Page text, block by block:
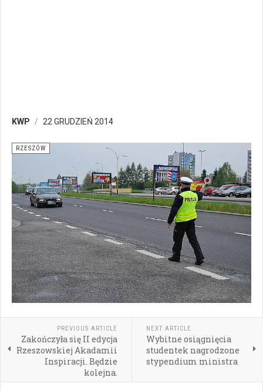
KWP 22 GRUDZIEŃ 2014
RZESZÓW
PREVIOUS ARTICLE
Zakończyła się II edycja
Rzeszowskiej Akadamii
Inspiracji. Będzie
kolejna.
NEXT ARTICLE
Wybitne osiągnięcia
studentek nagrodzone
stypendium ministra